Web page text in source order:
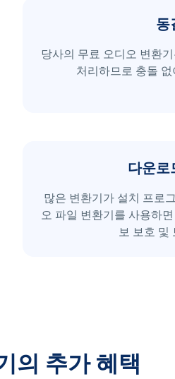
동
당사의 무료 오디오 변환
처리하므로 충돌
다운로
많은 변환기가 설치 프로
오 파일 변환기를 사용하
보 보호 및
의 추가 혜택